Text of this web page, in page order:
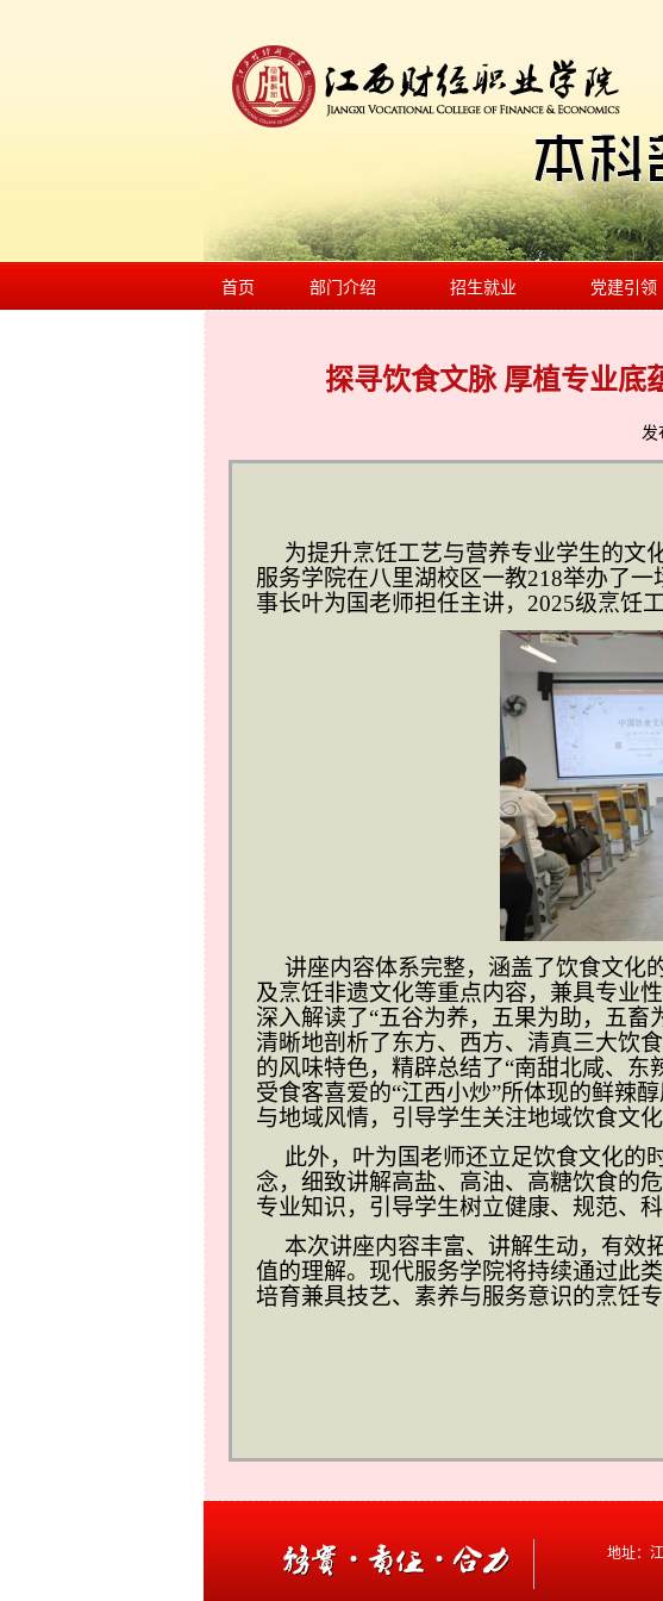
首页 部门介绍 招生就业 党建引领
探寻饮食文脉 厚植专业
发
为提升烹饪工艺与营养专业学生的文
服务学院在八里湖校区一教218举办了
事长叶为国老师担任主讲，2025级烹饪
讲座内容体系完整，涵盖了饮食文化
及烹饪非遗文化等重点内容，兼具专业
深入解读了“五谷为养，五果为助，五畜
清晰地剖析了东方、西方、清真三大饮
的风味特色，精辟总结了“南甜北咸、
受食客喜爱的“江西小炒”所体现的鲜辣
与地域风情，引导学生关注地域饮食文化
此外，叶为国老师还立足饮食文化的
念，细致讲解高盐、高油、高糖饮食的
专业知识，引导学生树立健康、规范、科
本次讲座内容丰富、讲解生动，有效
值的理解。现代服务学院将持续通过此
培育兼具技艺、素养与服务意识的烹饪
地址：